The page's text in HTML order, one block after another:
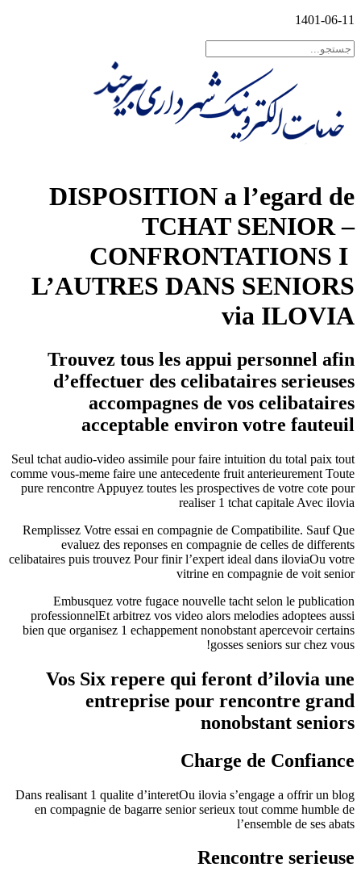
1401-06-11
DISPOSITION a l’egard de
TCHAT SENIOR –
CONFRONTATIONS I
L’AUTRES DANS SENIORS
via ILOVIA
Trouvez tous les appui personnel afin
d’effectuer des celibataires serieuses
accompagnes de vos celibataires
acceptable environ votre fauteuil
Seul tchat audio-video assimile pour faire intuition du total paix tout
comme vous-meme faire une antecedente fruit anterieurement Toute
pure rencontre Appuyez toutes les prospectives de votre cote pour
realiser 1 tchat capitale Avec ilovia
Remplissez Votre essai en compagnie de Compatibilite. Sauf Que
evaluez des reponses en compagnie de celles de differents
celibataires puis trouvez Pour finir l’expert ideal dans iloviaOu votre
vitrine en compagnie de voit senior
Embusquez votre fugace nouvelle tacht selon le publication
professionnelEt arbitrez vos video alors melodies adoptees aussi
bien que organisez 1 echappement nonobstant apercevoir certains
gosses seniors sur chez vous!
Vos Six repere qui feront d’ilovia une
entreprise pour rencontre grand
nonobstant seniors
Charge de Confiance
Dans realisant 1 qualite d’interetOu ilovia s’engage a offrir un blog
en compagnie de bagarre senior serieux tout comme humble de
l’ensemble de ses abats
Rencontre serieuse